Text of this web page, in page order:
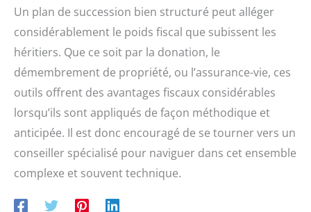
Un plan de succession bien structuré peut alléger
considérablement le poids fiscal que subissent les
héritiers. Que ce soit par la donation, le
démembrement de propriété, ou l’assurance-vie, ces
outils offrent des avantages fiscaux considérables
lorsqu’ils sont appliqués de façon méthodique et
anticipée. Il est donc encouragé de se tourner vers un
conseiller spécialisé pour naviguer dans cet ensemble
complexe et souvent technique.